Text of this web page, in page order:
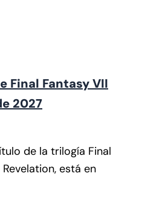
Final Fantasy VII
2027
de la trilogía Final
está en